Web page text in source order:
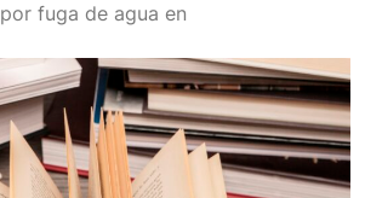
por fuga de agua en